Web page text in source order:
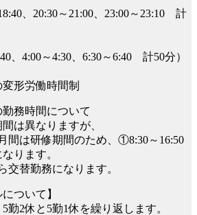
、20:30～21:00、23:00～23:10 計
、4:00～4:30、6:30～6:40 計50分）
形労働時間制
務時間について
は異なりますが、
間は研修期間のため、①8:30～16:50
ります。
交替勤務になります。
ついて】
勤2休と5勤1休を繰り返します。